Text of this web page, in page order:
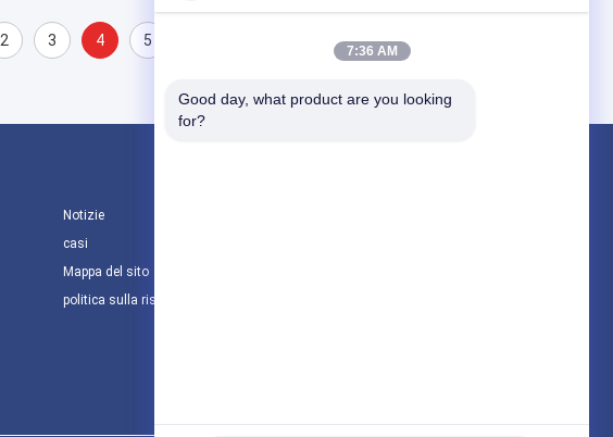
2 3 4 5
Notizie
casi
Mappa del sito
politica sulla riservatezza
7:36 AM
Good day, what product are you looking
for?